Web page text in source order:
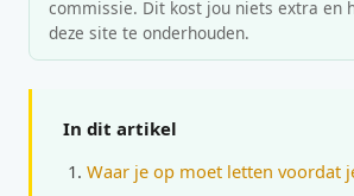
commissie. Dit kost jou niets extra en
deze site te onderhouden.
In dit artikel
Waar je op moet letten voordat